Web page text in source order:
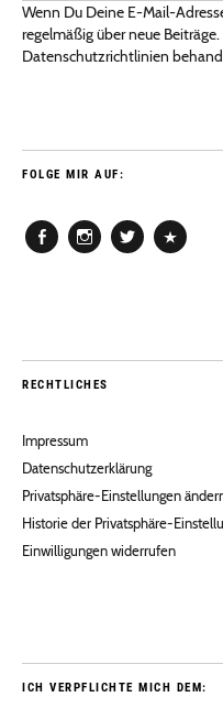
Wenn Du Deine E-Mail-
regelmäßig über neue
Datenschutzrichtlinien
FOLGE MIR AUF:
RECHTLICHES
Impressum
Datenschutzerklärung
Privatsphäre-Einstellungen
Historie der Privatsphäre-
Einwilligungen widerrufen
ICH VERPFLICHTE MICH DEM: